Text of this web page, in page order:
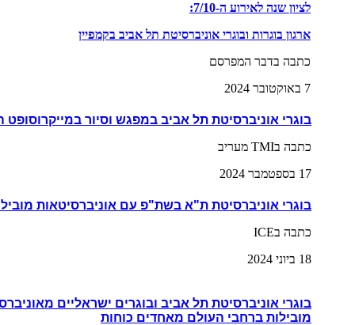
לציון שנה לאירוע ה-7/10:
ארגון בוגרות ובוגרי אוניברסיטת תל אביב בקמפיין
כתבה בדבר המפרסם
7 באוקטובר 2024
בוגרי אוניברסיטת תל אביב במפגש וסיור במייקרוסופט
כתבה בTMI מעריב
17 בספטמבר 2024
בוגרי אוניברסיטת ת"א בשת"פ עם אוניברסיטאות
כתבה בICE
18 ביוני 2024
בוגרי אוניברסיטת תל אביב ובוגרים ישראליים
מובילות ברחבי העולם מאחדים כוחות